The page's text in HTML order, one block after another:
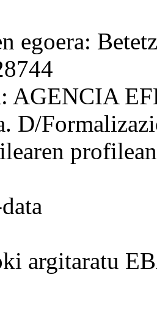
egoera:
AGENCIA
D/
argitaratu